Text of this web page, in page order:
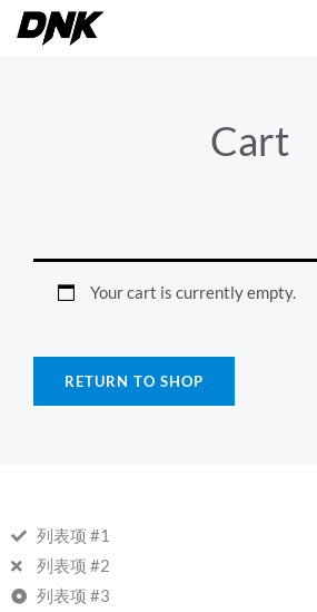
Skip
Cart
Your cart is currently empty.
RETURN TO SHOP
列表项 #1
列表项 #2
列表项 #3